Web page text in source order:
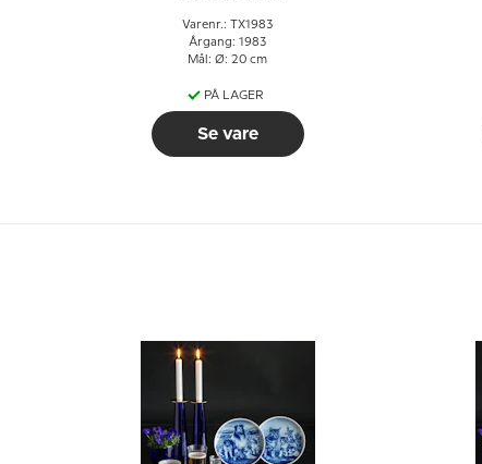
Varenr.: TX1983
Årgang: 1983
Mål: Ø: 20 cm
PÅ LAGER
Se vare